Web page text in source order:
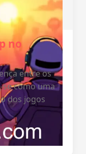
no
entre os
como uma
dos jogos